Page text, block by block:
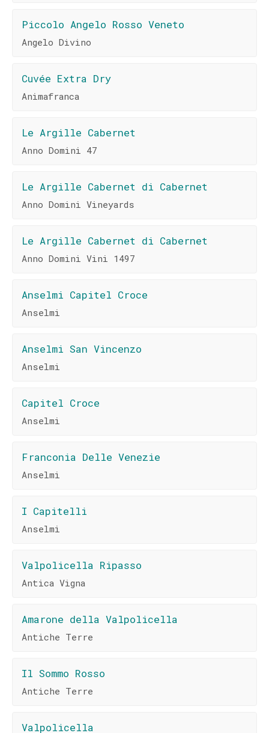
Piccolo Angelo Rosso Veneto
Angelo Divino
Cuvée Extra Dry
Animafranca
Le Argille Cabernet
Anno Domini 47
Le Argille Cabernet di Cabernet
Anno Domini Vineyards
Le Argille Cabernet di Cabernet
Anno Domini Vini 1497
Anselmi Capitel Croce
Anselmi
Anselmi San Vincenzo
Anselmi
Capitel Croce
Anselmi
Franconia Delle Venezie
Anselmi
I Capitelli
Anselmi
Valpolicella Ripasso
Antica Vigna
Amarone della Valpolicella
Antiche Terre
Il Sommo Rosso
Antiche Terre
Valpolicella